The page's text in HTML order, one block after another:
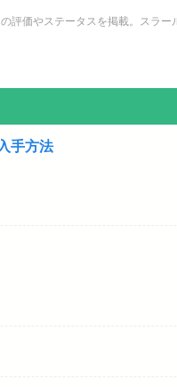
評価やステータスを掲載。スラー
手方法